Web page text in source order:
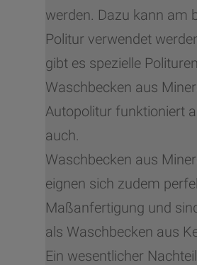
werden. Dazu kann am
Politur verwendet
gibt es spezielle
Waschbecken aus
Autopolitur funktioniert
auch.
Waschbecken aus
eignen sich zudem
Maßanfertigung und
als Waschbecken aus
Ein wesentlicher